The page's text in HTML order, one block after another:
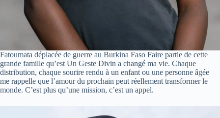
Fatoumata déplacée de guerre au Burkina Faso Faire partie de cette
grande famille qu’est Un Geste Divin a changé ma vie. Chaque
distribution, chaque sourire rendu à un enfant ou une personne âgée
me rappelle que l’amour du prochain peut réellement transformer le
monde. C’est plus qu’une mission, c’est un appel.